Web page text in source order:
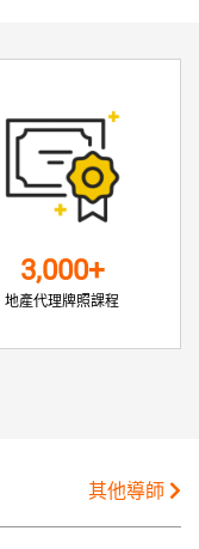
3,000+
地產代理牌照課程
其他導師